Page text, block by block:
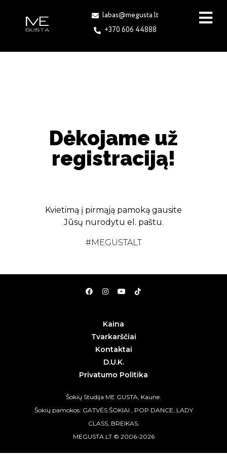
labas@megusta.lt
+370 606 44888
Dėkojame už
registraciją!
Kvietimą į pirmąją pamoką gausite
Jūsų nurodytu el. paštu.
#MEGUSTALT
Kaina
Tvarkarščiai
Kontaktai
D.U.K.
Privatumo Politika
Šokių Studija ME GUSTA, Kaune.
Šokių pamokos: GATVĖS ŠOKIAI , POP DANCE, LADY
CLASS, BREIKAS.
MEGUSTA.LT © 2006-2026